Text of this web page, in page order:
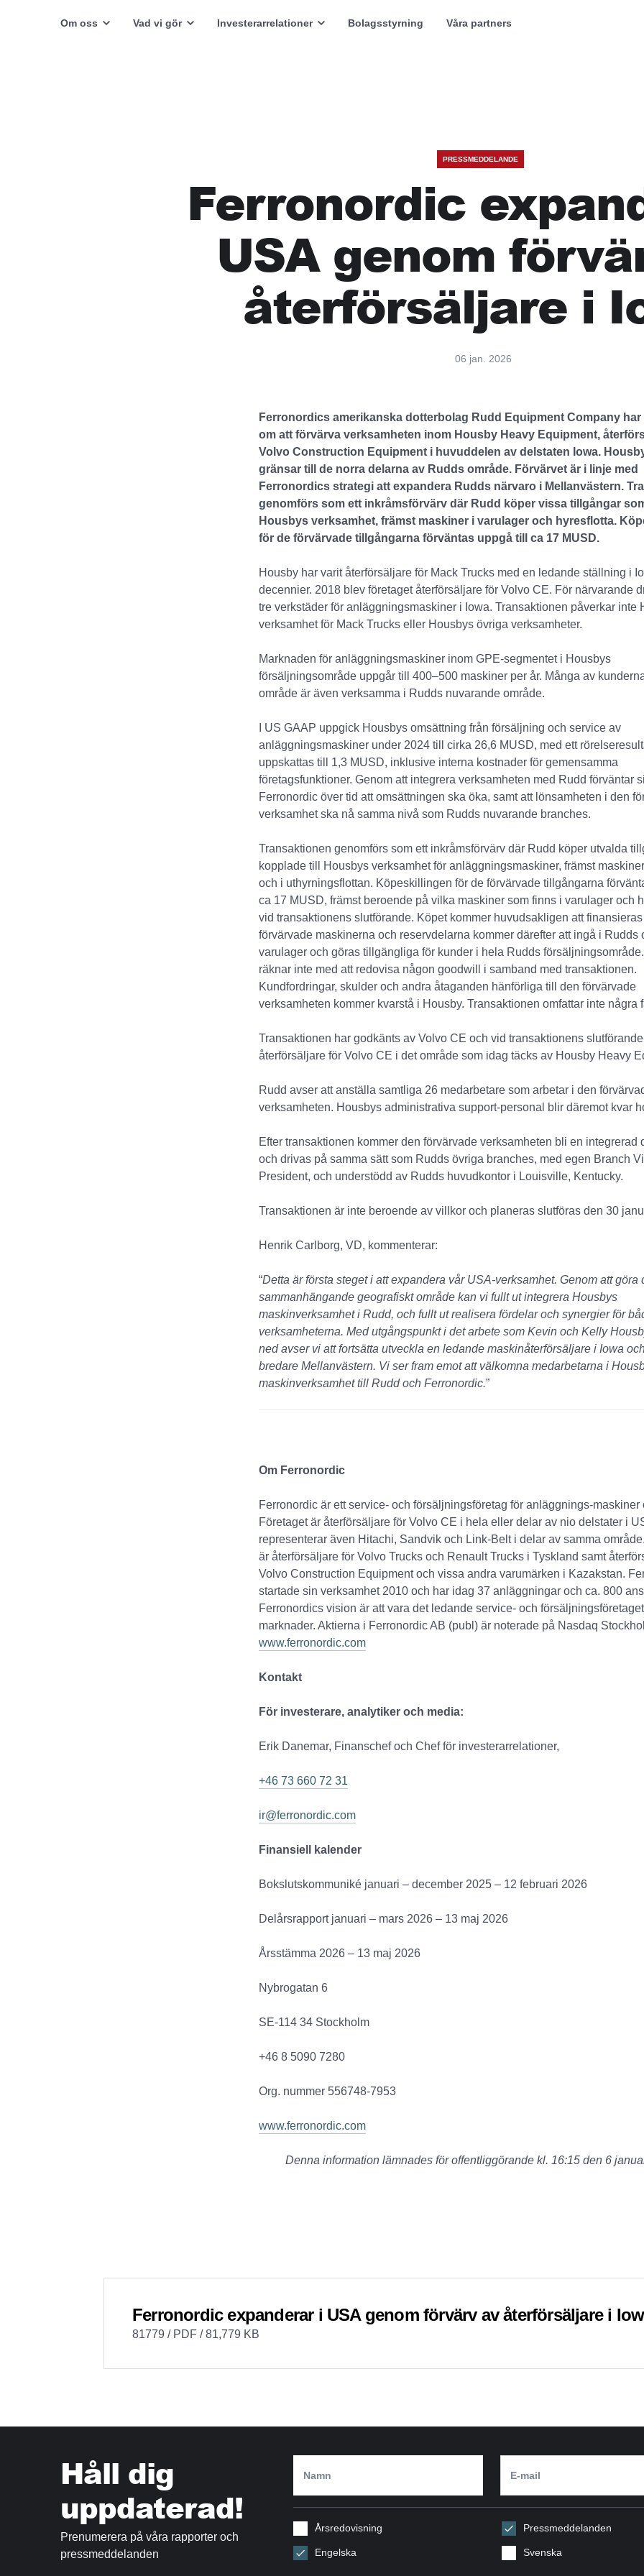
PRESSMEDDELANDE
Ferronordic
USA genom
återförsäljare i
06 jan. 2026
Ferronordics amerikanska dotterbolag Rudd Equipment Company har
om att förvärva verksamheten inom Housby Heavy Equipment,
Volvo Construction Equipment i huvuddelen av delstaten Iowa.
gränsar till de norra delarna av Rudds område. Förvärvet är i linje med
Ferronordics strategi att expandera Rudds närvaro i Mellanvästern.
genomförs som ett inkråmsförvärv där Rudd köper vissa tillgångar
Housbys verksamhet, främst maskiner i varulager och hyresflotta.
för de förvärvade tillgångarna förväntas uppgå till ca 17 MUSD.
Housby har varit återförsäljare för Mack Trucks med en ledande ställning i
decennier. 2018 blev företaget återförsäljare för Volvo CE. För närvarande
tre verkstäder för anläggningsmaskiner i Iowa. Transaktionen påverkar inte
verksamhet för Mack Trucks eller Housbys övriga verksamheter.
Marknaden för anläggningsmaskiner inom GPE-segmentet i Housbys
försäljningsområde uppgår till 400–500 maskiner per år. Många av
område är även verksamma i Rudds nuvarande område.
I US GAAP uppgick Housbys omsättning från försäljning och service av
anläggningsmaskiner under 2024 till cirka 26,6 MUSD, med ett
uppskattas till 1,3 MUSD, inklusive interna kostnader för gemensamma
företagsfunktioner. Genom att integrera verksamheten med Rudd förväntar
Ferronordic över tid att omsättningen ska öka, samt att lönsamheten i den
verksamhet ska nå samma nivå som Rudds nuvarande branches.
Transaktionen genomförs som ett inkråmsförvärv där Rudd köper utvalda
kopplade till Housbys verksamhet för anläggningsmaskiner, främst
och i uthyrningsflottan. Köpeskillingen för de förvärvade tillgångarna
ca 17 MUSD, främst beroende på vilka maskiner som finns i varulager och
vid transaktionens slutförande. Köpet kommer huvudsakligen att
förvärvade maskinerna och reservdelarna kommer därefter att ingå i Rudds
varulager och göras tillgängliga för kunder i hela Rudds
räknar inte med att redovisa någon goodwill i samband med transaktionen.
Kundfordringar, skulder och andra åtaganden hänförliga till den förvärvade
verksamheten kommer kvarstå i Housby. Transaktionen omfattar inte några
Transaktionen har godkänts av Volvo CE och vid transaktionens
återförsäljare för Volvo CE i det område som idag täcks av Housby Heavy
Rudd avser att anställa samtliga 26 medarbetare som arbetar i den
verksamheten. Housbys administrativa support-personal blir däremot kvar
Efter transaktionen kommer den förvärvade verksamheten bli en integrerad
och drivas på samma sätt som Rudds övriga branches, med egen Branch
President, och understödd av Rudds huvudkontor i Louisville, Kentucky.
Transaktionen är inte beroende av villkor och planeras slutföras den 30
Henrik Carlborg, VD, kommenterar:
“Detta är första steget i att expandera vår USA-verksamhet. Genom att göra
sammanhängande geografiskt område kan vi fullt ut integrera Housbys
maskinverksamhet i Rudd, och fullt ut realisera fördelar och synergier för
verksamheterna. Med utgångspunkt i det arbete som Kevin och Kelly
ned avser vi att fortsätta utveckla en ledande maskinåterförsäljare i Iowa
bredare Mellanvästern. Vi ser fram emot att välkomna medarbetarna i
maskinverksamhet till Rudd och Ferronordic.”
Om Ferronordic
Ferronordic är ett service- och försäljningsföretag för anläggnings-maskiner
Företaget är återförsäljare för Volvo CE i hela eller delar av nio delstater i
representerar även Hitachi, Sandvik och Link-Belt i delar av samma
är återförsäljare för Volvo Trucks och Renault Trucks i Tyskland samt
Volvo Construction Equipment och vissa andra varumärken i Kazakstan.
startade sin verksamhet 2010 och har idag 37 anläggningar och ca. 800
Ferronordics vision är att vara det ledande service- och
marknader. Aktierna i Ferronordic AB (publ) är noterade på Nasdaq
www.ferronordic.com
Kontakt
För investerare, analytiker och media:
Erik Danemar, Finanschef och Chef för investerarrelationer,
+46 73 660 72 31
ir@ferronordic.com
Finansiell kalender
Bokslutskommuniké januari – december 2025 – 12 februari 2026
Delårsrapport januari – mars 2026 – 13 maj 2026
Årsstämma 2026 – 13 maj 2026
Nybrogatan 6
SE-114 34 Stockholm
+46 8 5090 7280
Org. nummer 556748-7953
www.ferronordic.com
Denna information lämnades för offentliggörande kl. 16:15 den 6
Ferronordic expanderar i USA genom förvärv av återförsäljare i
81779 / PDF / 81,779 KB
Håll dig
uppdaterad!
Prenumerera på våra rapporter och
pressmeddelanden
Årsredovisning Pressmeddelanden
Engelska Svenska
Om oss Vad vi gör Investerarrelationer Bolagsstyrning Våra partners